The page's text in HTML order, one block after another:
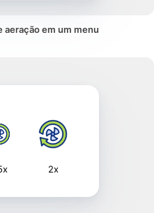
aeração em um menu
2x